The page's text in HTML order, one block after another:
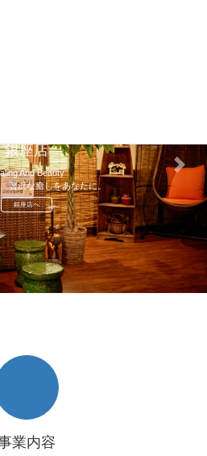
銀座店
And Beauty
贅沢な癒しをあなたに。
銀座店へ
Next
業内容